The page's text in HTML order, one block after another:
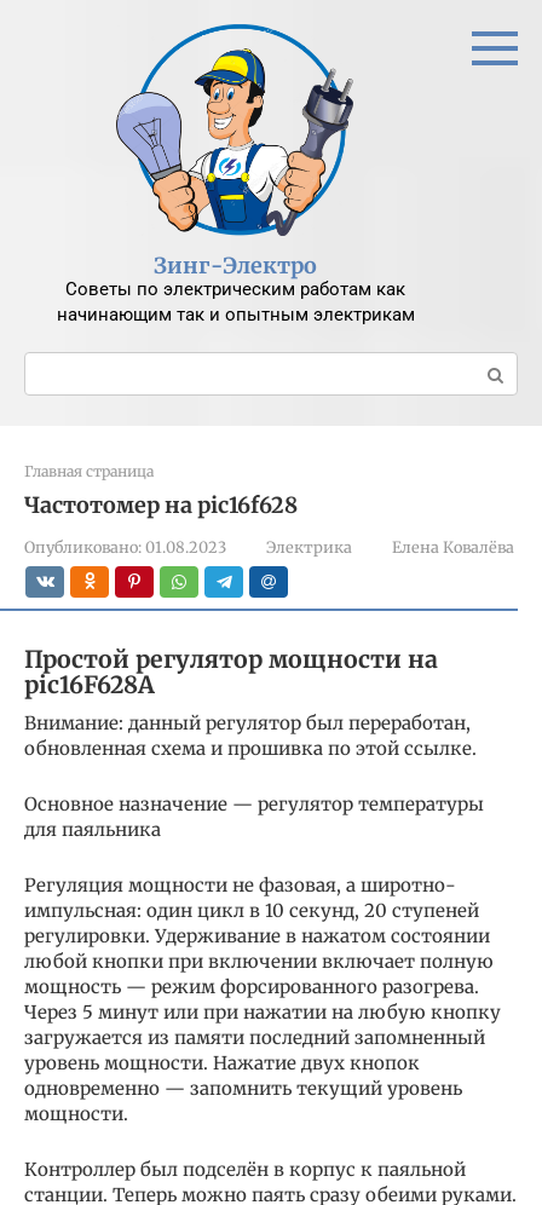
Зинг-Электро
Советы по электрическим работам как
начинающим так и опытным электрикам
Поиск:
Главная страница
Частотомер на pic16f628
Опубликовано:01.08.2023 Электрика Елена Ковалёва
Простой регулятор мощности на
pic16F628A
Внимание: данный регулятор был переработан,
обновленная схема и прошивка по этой ссылке.
Основное назначение — регулятор температуры
для паяльника
Регуляция мощности не фазовая, а широтно-
импульсная: один цикл в 10 секунд, 20 ступеней
регулировки. Удерживание в нажатом состоянии
любой кнопки при включении включает полную
мощность — режим форсированного разогрева.
Через 5 минут или при нажатии на любую кнопку
загружается из памяти последний запомненный
уровень мощности. Нажатие двух кнопок
одновременно — запомнить текущий уровень
мощности.
Контроллер был подселён в корпус к паяльной
станции. Теперь можно паять сразу обеими руками.